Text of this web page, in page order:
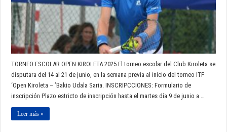
TORNEO ESCOLAR OPEN KIROLETA 2025 El torneo escolar del Club Kiroleta se
disputara del 14 al 21 de junio, en la semana previa al inicio del torneo ITF
‘Open Kiroleta – ’Bakio Udala Saria. INSCRIPCCIONES: Formulario de
inscripción Plazo estricto de inscripción hasta el martes día 9 de junio a …
Leer más »